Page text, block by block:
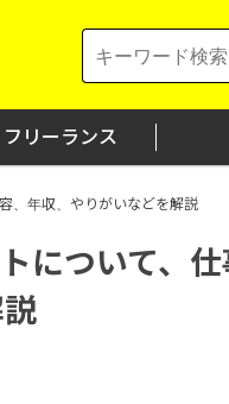
for:
フリーランス
、年収、やりがいなどを解説
について、